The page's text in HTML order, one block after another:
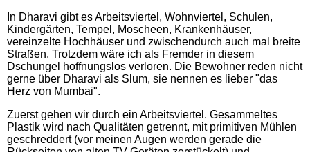
In Dharavi gibt es Arbeitsviertel, Wohnviertel, Schulen,
Kindergärten, Tempel, Moscheen, Krankenhäuser,
vereinzelte Hochhäuser und zwischendurch auch mal breite
Straßen. Trotzdem wäre ich als Fremder in diesem
Dschungel hoffnungslos verloren. Die Bewohner reden nicht
gerne über Dharavi als Slum, sie nennen es lieber "das
Herz von Mumbai".
Zuerst gehen wir durch ein Arbeitsviertel. Gesammeltes
Plastik wird nach Qualitäten getrennt, mit primitiven Mühlen
geschreddert (vor meinen Augen werden gerade die